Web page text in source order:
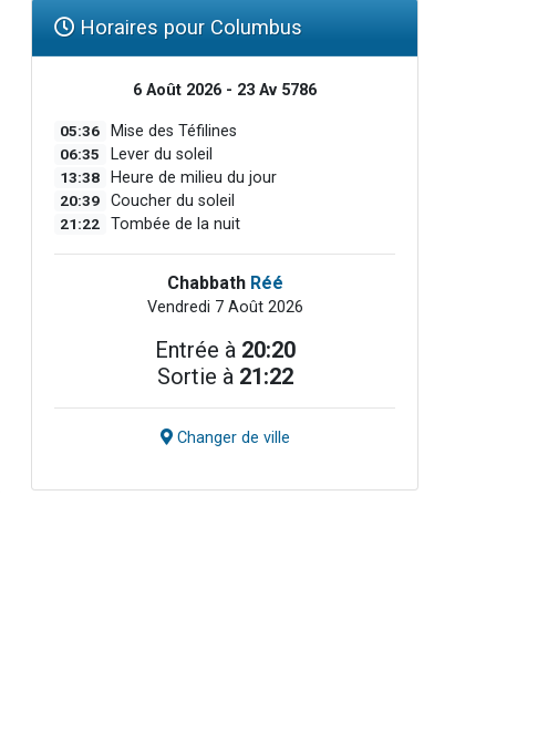
Horaires pour Columbus
6 Août 2026 - 23 Av 5786
05:36 Mise des Téfilines
06:35 Lever du soleil
13:38 Heure de milieu du jour
20:39 Coucher du soleil
21:22 Tombée de la nuit
Chabbath Réé
Vendredi 7 Août 2026
Entrée à 20:20
Sortie à 21:22
Changer de ville